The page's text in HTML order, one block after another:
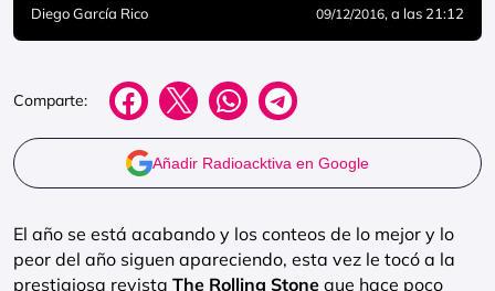
Diego García Rico 09/12/2016, a las 21:12
Comparte:
Añadir Radioacktiva en Google
El año se está acabando y los conteos de lo mejor y lo
peor del año siguen apareciendo, esta vez le tocó a la
prestigiosa revista The Rolling Stone que hace poco